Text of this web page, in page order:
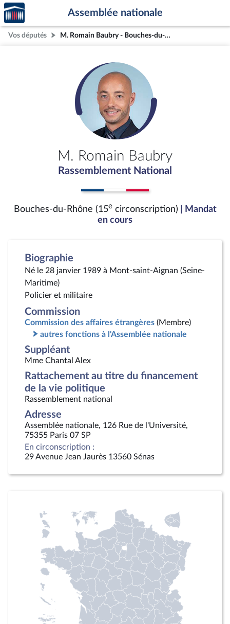
Aller au contenu
Aller en bas de la page
Accèder
à la
page
d'accueil
Assemblée nationale
Vos députés M. Romain Baubry - Bouches-du-Rhône (15e circonscription)
M. Romain Baubry
Rassemblement National
Bouches-du-Rhône (15ecirconscription)
| Mandat
en cours
Biographie
Né le 28 janvier 1989 à Mont-saint-Aignan (Seine-
Maritime)
Policier et militaire
Commission
Commission des affaires étrangères (Membre)
autres fonctions à l'Assemblée nationale
Suppléant
Mme Chantal Alex
Rattachement au titre du financement
de la vie politique
Rassemblement national
Adresse
Assemblée nationale, 126 Rue de l'Université,
75355 Paris 07 SP
En circonscription :
29 Avenue Jean Jaurès 13560 Sénas